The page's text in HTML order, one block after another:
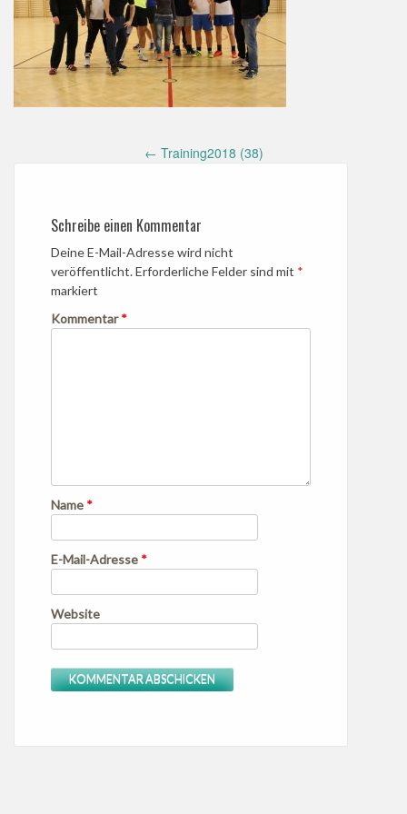
navigation
← Training2018 (38)
Schreibe einen Kommentar
Deine E-Mail-Adresse wird nicht
veröffentlicht.Erforderliche Felder sind mit *
markiert
Kommentar*
Name *
E-Mail-Adresse *
Website